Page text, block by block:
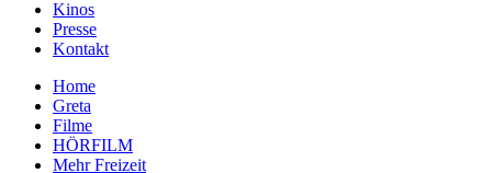
Kinos
Presse
Kontakt
Home
Greta
Filme
HÖRFILM
Mehr Freizeit